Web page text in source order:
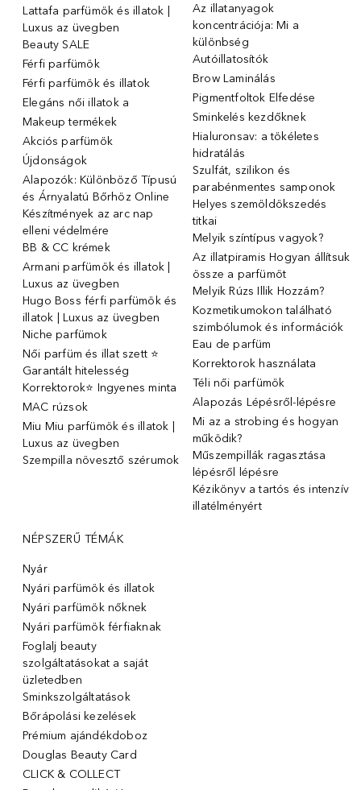
Lattafa parfümök és illatok |
Luxus az üvegben
Beauty SALE
Férfi parfümök
Férfi parfümök és illatok
Elegáns női illatok ️a
Makeup termékek
Akciós parfümök
Újdonságok
Alapozók: Különböző Típusú
és Árnyalatú Bőrhöz Online
Készítmények az arc nap
elleni védelmére
BB & CC krémek
Armani parfümök és illatok |
Luxus az üvegben
Hugo Boss férfi parfümök és
illatok | Luxus az üvegben
Niche parfümok
Női parfüm és illat szett ⭐
Garantált hitelesség
Korrektorok⭐ Ingyenes minta
MAC rúzsok
Miu Miu parfümök és illatok |
Luxus az üvegben
Szempilla növesztő szérumok
Az illatanyagok
koncentrációja: Mi a
különbség
Autóillatosítók
Brow Laminálás
Pigmentfoltok Elfedése
Sminkelés kezdőknek
Hialuronsav: a tökéletes
hidratálás
Szulfát, szilikon és
parabénmentes samponok
Helyes szemöldökszedés
titkai
Melyik színtípus vagyok?
Az illatpiramis Hogyan állítsuk
össze a parfümöt
Melyik Rúzs Illik Hozzám?
Kozmetikumokon található
szimbólumok és információk
Eau de parfüm
Korrektorok használata
Téli női parfümök
Alapozás Lépésről-lépésre
Mi az a strobing és hogyan
működik?
Műszempillák ragasztása
lépésről lépésre
Kézikönyv a tartós és intenzív
illatélményért
NÉPSZERŰ TÉMÁK
Nyár
Nyári parfümök és illatok
Nyári parfümök nőknek
Nyári parfümök férfiaknak
Foglalj beauty
szolgáltatásokat a saját
üzletedben
Sminkszolgáltatások
Bőrápolási kezelések
Prémium ajándékdoboz
Douglas Beauty Card
CLICK & COLLECT